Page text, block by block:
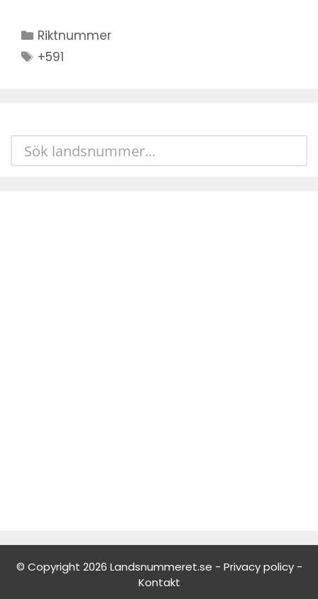
Kategorier
Riktnummer
Stikkord
+591
© Copyright 2026 Landsnummeret.se - Privacy policy-
Kontakt